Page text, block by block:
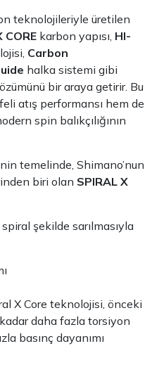
teknolojileriyle üretilen
CORE karbon yapısı, HI-
Carbon
halka sistemi gibi
bir araya getirir. Bu
atış performansı hem de
spin balıkçılığının
temelinde, Shimano’nun
biri olan SPIRAL X
şekilde sarılmasıyla
X Core teknolojisi, önceki
daha fazla torsiyon
basınç dayanımı